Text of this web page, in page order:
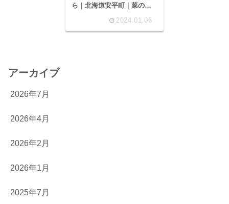
ら｜北海道安平町｜菜の花
を見に行く｜４泊５日の旅
2024.01.06
アーカイブ
2026年7月
2026年4月
2026年2月
2026年1月
2025年7月